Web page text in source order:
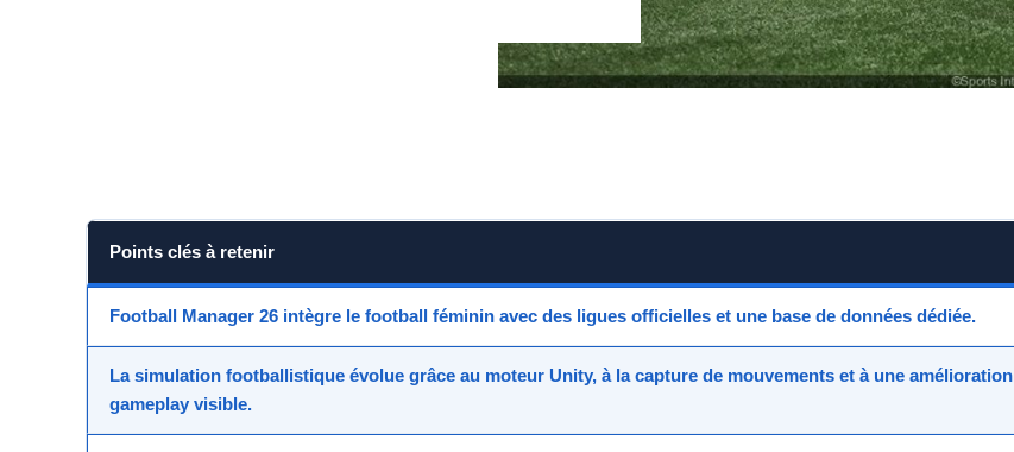
Points clés à retenir
Football Manager 26 intègre le football féminin avec des ligues officielles et une base de données dédiée.
Lasimulation footballistique évolue grâce au moteur Unity, à la capture de mouvements et à une amélioration
gameplay visible.